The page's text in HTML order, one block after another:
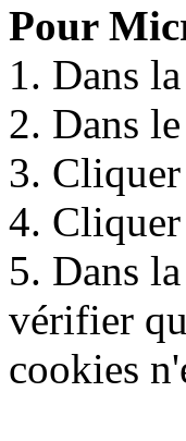
Pour
1. Dans
2. Dans
3.
4. Cliquer
5. Dans
vérifier
cookies